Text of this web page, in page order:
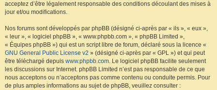
acceptez d’être légalement responsable des conditions découlant des mises à
jour et/ou modifications.
Nos forums sont développés par phpBB (désigné ci-après par « ils », « eux »,
« leur », « logiciel phpBB », « www.phpbb.com », « phpBB Limited »,
« Équipes phpBB ») qui est un script libre de forum, déclaré sous la licence «
GNU General Public License v2 » (désigné ci-après par « GPL ») et qui peut
être téléchargé depuis www.phpbb.com. Le logiciel phpBB facilite seulement
les discussions sur Internet. phpBB Limited n’est pas responsable de ce que
nous acceptons ou n’acceptons pas comme contenu ou conduite permis. Pour
de plus amples informations au sujet de phpBB, veuillez consulter :